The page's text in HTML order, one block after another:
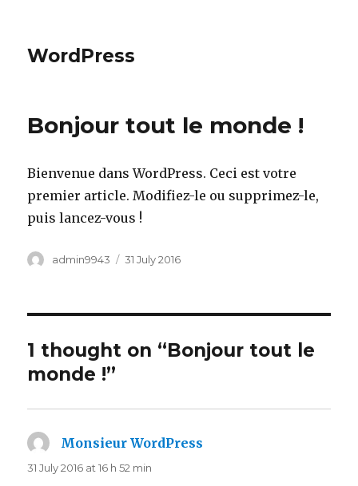
WordPress
Bonjour tout le monde !
Bienvenue dans WordPress. Ceci est votre
premier article. Modifiez-le ou supprimez-le,
puis lancez-vous !
Author
admin9943
Posted
31 July 2016
1 thought on “Bonjour tout le
monde !”
Monsieur WordPress
31 July 2016 at 16 h 52 min